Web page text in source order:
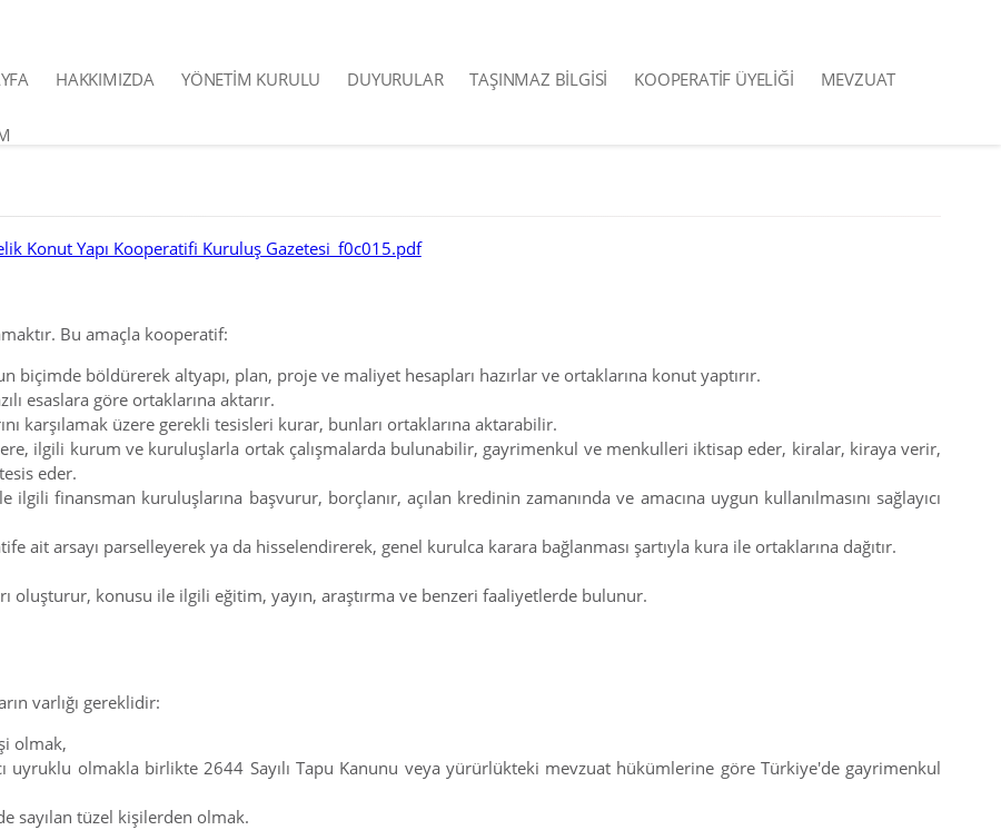
HAKKIMIZDA YÖNETİM KURULU DUYURULAR TAŞINMAZ BİLGİSİ KOOPERATİF ÜYELİĞİ MEVZUAT
Konut Yapı Kooperatifi Kuruluş Gazetesi_f0c015.pdf
Bu amaçla kooperatif:
biçimde böldürerek altyapı, plan, proje ve maliyet hesapları hazırlar ve ortaklarına konut yaptırır.
esaslara göre ortaklarına aktarır.
karşılamak üzere gerekli tesisleri kurar, bunları ortaklarına aktarabilir.
ilgili kurum ve kuruluşlarla ortak çalışmalarda bulunabilir, gayrimenkul ve menkulleri iktisap eder, kiralar, kiraya verir,
eder.
ilgili finansman kuruluşlarına başvurur, borçlanır, açılan kredinin zamanında ve amacına uygun kullanılmasını sağlayıcı
ait arsayı parselleyerek ya da hisselendirerek, genel kurulca karara bağlanması şartıyla kura ile ortaklarına dağıtır.
oluşturur, konusu ile ilgili eğitim, yayın, araştırma ve benzeri faaliyetlerde bulunur.
varlığı gereklidir:
olmak,
uyruklu olmakla birlikte 2644 Sayılı Tapu Kanunu veya yürürlükteki mevzuat hükümlerine göre Türkiye'de gayrimenkul
sayılan tüzel kişilerden olmak.